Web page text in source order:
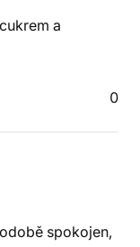
a
0
spokojen,